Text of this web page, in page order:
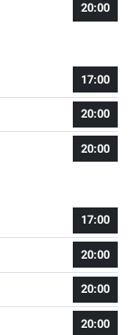
20:00
17:00
20:00
20:00
17:00
20:00
20:00
20:00